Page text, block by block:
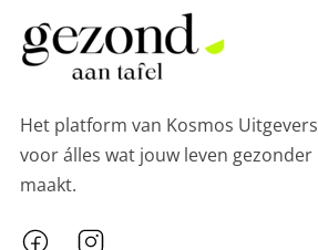
Het platform van Kosmos Uitgevers
voor álles wat jouw leven gezonder
maakt.